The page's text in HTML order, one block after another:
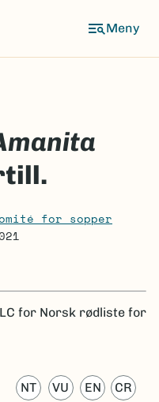
Meny
for sopper
LC for Norsk rødliste for
NT VU EN CR